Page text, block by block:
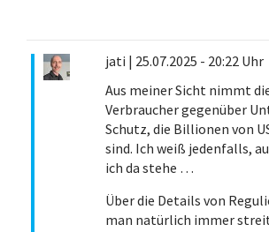
jati | 25.07.2025 - 20:22 Uhr
Aus meiner Sicht nimmt
Verbraucher gegenüber
Schutz, die Billionen von
sind. Ich weiß jedenfalls,
ich da stehe …
Über die Details von
man natürlich immer